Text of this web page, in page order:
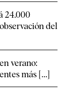
24.000
del
verano:
más [...]